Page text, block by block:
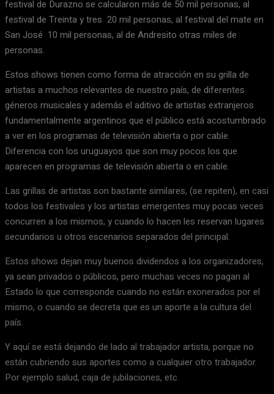
festival de Durazno se calcularon más de 50 mil personas, al
festival de Treinta y tres 20 mil personas, al festival del mate en
San José 10 mil personas, al de Andresito otras miles de
personas.
Estos shows tienen como forma de atracción en su grilla de
artistas a muchos relevantes de nuestro país, de diferentes
géneros musicales y además el aditivo de artistas extranjeros
fundamentalmente argentinos que el público está acostumbrado
a ver en los programas de televisión abierta o por cable.
Diferencia con los uruguayos que son muy pocos los que
aparecen en programas de televisión abierta o en cable.
Las grillas de artistas son bastante similares, (se repiten), en casi
todos los festivales y los artistas emergentes muy pocas veces
concurren a los mismos, y cuando lo hacen les reservan lugares
secundarios u otros escenarios separados del principal.
Estos shows dejan muy buenos dividendos a los organizadores,
ya sean privados o públicos, pero muchas veces no pagan al
Estado lo que corresponde cuando no están exonerados por el
mismo, o cuando se decreta que es un aporte a la cultura del
país.
Y aquí se está dejando de lado al trabajador artista, porque no
están cubriendo sus aportes como a cualquier otro trabajador.
Por ejemplo salud, caja de jubilaciones, etc.